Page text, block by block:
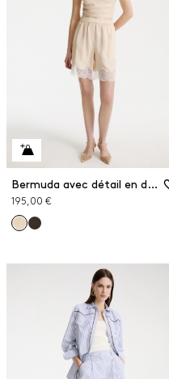
Bermuda avec détail en dentelle
195,00 €